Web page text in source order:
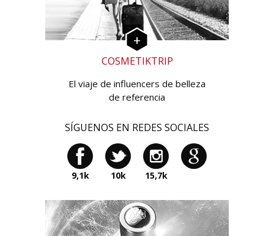
COSMETIKTRIP
El viaje de influencers de belleza
de referencia
SÍGUENOS EN REDES SOCIALES
9,1k 10k 15,7k